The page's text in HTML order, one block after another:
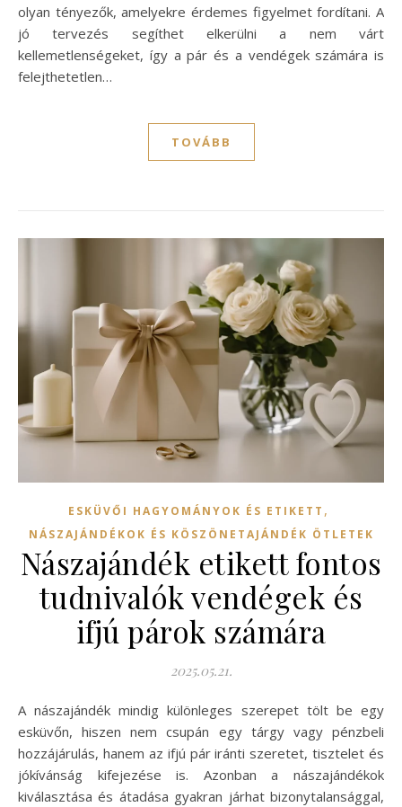
olyan tényezők, amelyekre érdemes figyelmet fordítani. A
jó tervezés segíthet elkerülni a nem várt
kellemetlenségeket, így a pár és a vendégek számára is
felejthetetlen…
TOVÁBB
ESKÜVŐI HAGYOMÁNYOK ÉS ETIKETT ,
NÁSZAJÁNDÉKOK ÉS KÖSZÖNETAJÁNDÉK ÖTLETEK
Nászajándék etikett fontos
tudnivalók vendégek és
ifjú párok számára
2025.05.21.
A nászajándék mindig különleges szerepet tölt be egy
esküvőn, hiszen nem csupán egy tárgy vagy pénzbeli
hozzájárulás, hanem az ifjú pár iránti szeretet, tisztelet és
jókívánság kifejezése is. Azonban a nászajándékok
kiválasztása és átadása gyakran járhat bizonytalansággal,